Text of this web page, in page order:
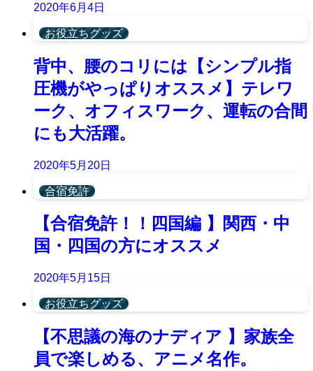
2020年6月4日
お役立ちグッズ
背中、腰のコリには【シンプル指
圧機がやっぱりオススメ】テレワ
ーク、オフィスワーク、運転の合間
にも大活躍。
2020年5月20日
合宿免許
【合宿免許！！四国編 】関西・中
国・四国の方にオススメ
2020年5月15日
お役立ちグッズ
【不思議の海のナディア 】家族全
員で楽しめる、アニメ名作。